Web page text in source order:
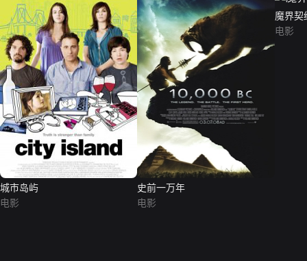
城市岛屿
电影
史前一万年
电影
魔界契
电影